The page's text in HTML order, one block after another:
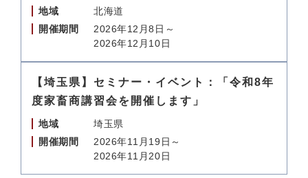
地域
北海道
開催期間
2026年12月8日～
2026年12月10日
【埼玉県】セミナー・イベント：「令和8年
度家畜商講習会を開催します」
地域
埼玉県
開催期間
2026年11月19日～
2026年11月20日